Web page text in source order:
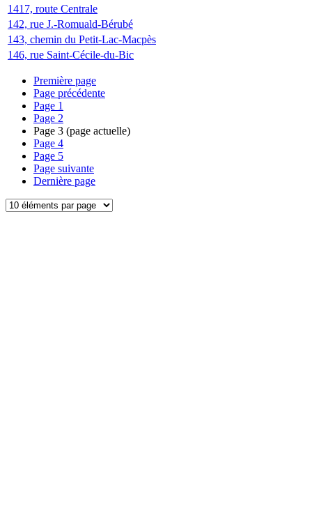
1417, route Centrale
142, rue J.-Romuald-Bérubé
143, chemin du Petit-Lac-Macpès
146, rue Saint-Cécile-du-Bic
Première page
Page précédente
Page 1
Page 2
Page 3 (page actuelle)
Page 4
Page 5
Page suivante
Dernière page